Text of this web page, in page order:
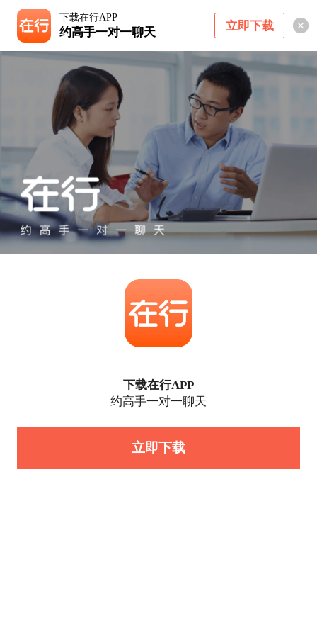
下载在行APP
约高手一对一聊天 立即下载
下载在行APP
约高手一对一聊天
立即下载